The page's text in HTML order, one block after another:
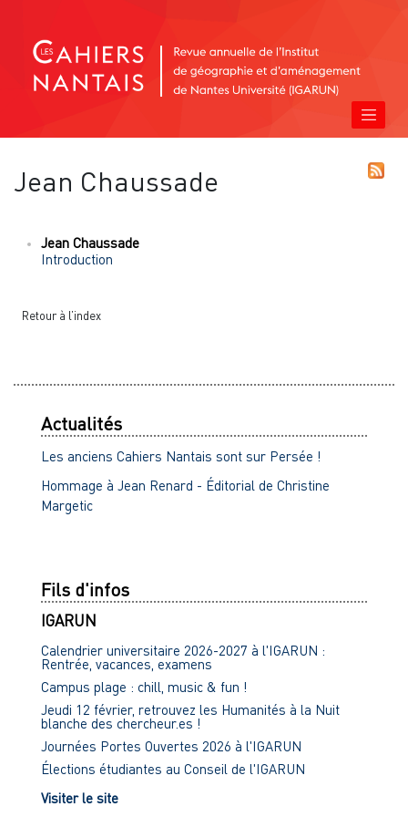
Jean Chaussade
Jean Chaussade
Introduction
Retour à l’index
Actualités
Les anciens Cahiers Nantais sont sur Persée !
Hommage à Jean Renard - Éditorial de Christine
Margetic
Fils d'infos
IGARUN
Calendrier universitaire 2026-2027 à l'IGARUN :
Rentrée, vacances, examens
Campus plage : chill, music & fun !
Jeudi 12 février, retrouvez les Humanités à la Nuit
blanche des chercheur.es !
Journées Portes Ouvertes 2026 à l'IGARUN
Élections étudiantes au Conseil de l'IGARUN
Visiter le site